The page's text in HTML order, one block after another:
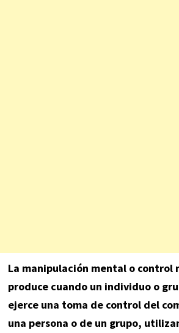
La manipulación mental o control
produce cuando un individuo o
ejerce una toma de control del
una persona o de un grupo,